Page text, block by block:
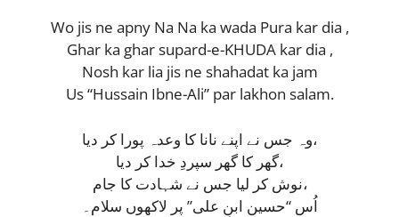
Wo jis ne apny Na Na ka wada Pura kar dia ,
Ghar ka ghar supard-e-KHUDA kar dia ,
Nosh kar lia jis ne shahadat ka jam
Us “Hussain Ibne-Ali” par lakhon salam.
وہ جس نے اپنے نانا کا وعدہ پورا کر دیا،
گھر کا گھر سپردِ خدا کر دیا،
نوش کر لیا جس نے شہادت کا جام،
اُس “حسین ابنِ علی” پر لاکھوں سلام۔